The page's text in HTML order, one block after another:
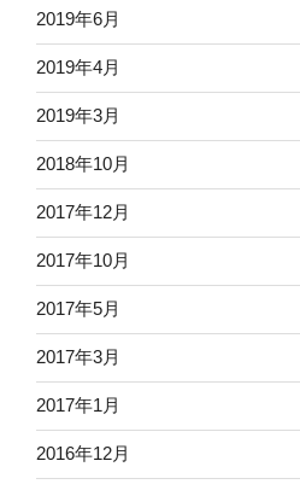
2019年6月
2019年4月
2019年3月
2018年10月
2017年12月
2017年10月
2017年5月
2017年3月
2017年1月
2016年12月